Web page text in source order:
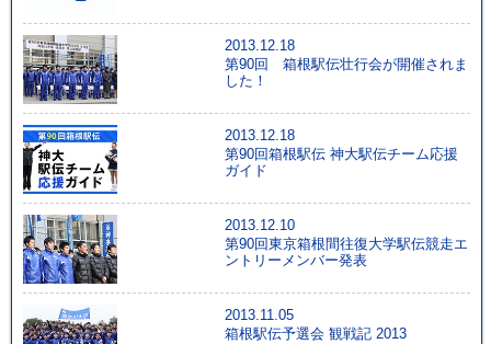
2013.12.18
第90回 箱根駅伝壮行会が開催されま
した！
2013.12.18
第90回箱根駅伝 神大駅伝チーム応援
ガイド
2013.12.10
第90回東京箱根間往復大学駅伝競走エ
ントリーメンバー発表
2013.11.05
箱根駅伝予選会 観戦記 2013